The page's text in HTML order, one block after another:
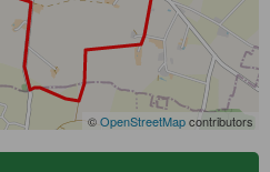
©OpenStreetMapcontributors